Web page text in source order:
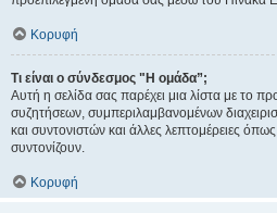
Κορυφή
Τι είναι ο σύνδεσμος "Η ομάδα”;
Αυτή η σελίδα σας παρέχει μια λίστα με το
συζητήσεων, συμπεριλαμβανομένων
και συντονιστών και άλλες λεπτομέρειες
συντονίζουν.
Κορυφή